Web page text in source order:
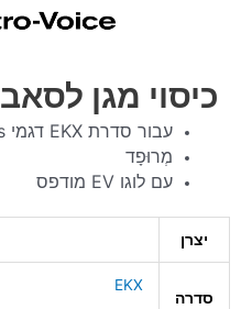
כיסוי מגן לסאב EKX בגודל 15״
עבור סדרת EKX דגמי 15s ו-15sp.
מְרוּפָד
עם לוגו EV מודפס
יצרן
סדרה
EKX